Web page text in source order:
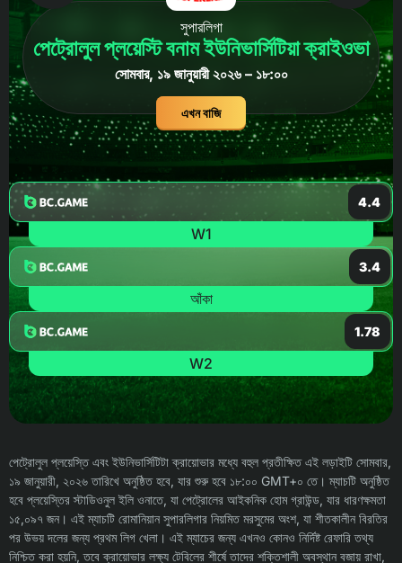
সুপারলিগা
পেট্রোলুল প্লয়েস্টি বনাম ইউনিভার্সিটিয়া ক্রাইওভা
সোমবার, ১৯ জানুয়ারী ২০২৬ – ১৮:০০
এখন বাজি
4.4
W1
3.4
আঁকা
1.78
W2
পেট্রোলুল প্লয়েস্তি এবং ইউনিভার্সিটিটা ক্রায়োভার মধ্যে বহুল প্রতীক্ষিত এই লড়াইটি সোমবার,
১৯ জানুয়ারী, ২০২৬ তারিখে অনুষ্ঠিত হবে, যার শুরু হবে ১৮:০০ GMT+০ তে। ম্যাচটি অনুষ্ঠিত
হবে প্লয়েস্তির স্টাডিওনুল ইলি ওনাতে, যা পেট্রোলের আইকনিক হোম গ্রাউন্ড, যার ধারণক্ষমতা
১৫,০৯৭ জন। এই ম্যাচটি রোমানিয়ান সুপারলিগার নিয়মিত মরসুমের অংশ, যা শীতকালীন বিরতির
পর উভয় দলের জন্য প্রথম লিগ খেলা। এই ম্যাচের জন্য এখনও কোনও নির্দিষ্ট রেফারি তথ্য
নিশ্চিত করা হয়নি, তবে ক্রায়োভার লক্ষ্য টেবিলের শীর্ষে তাদের শক্তিশালী অবস্থান বজায় রাখা,